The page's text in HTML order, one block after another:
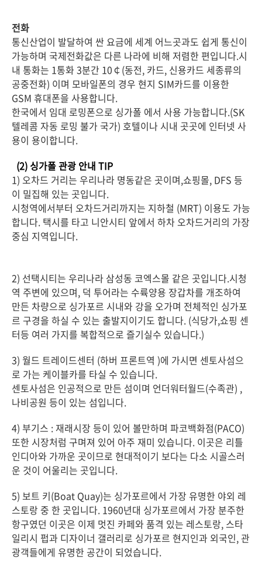
전화
통신산업이 발달하여 싼 요금에 세계 어느곳과도 쉽게 통신이
가능하며 국제전화값은 다른 나라에 비해 저렴한 편입니다.시
내 통화는 1통화 3분간 10￠(동전, 카드, 신용카드 세종류의
공중전화) 이며 모바일폰의 경우 현지 SIM카드를 이용한
GSM 휴대폰을 사용합니다.
한국에서 임대 로밍폰으로 싱가폴 에서 사용 가능합니다.(SK
텔레콤 자동 로밍 불가 국가) 호텔이나 시내 곳곳에 인터넷 사
용이 용이합니다.
(2) 싱가폴 관광 안내 TIP
1) 오차드 거리는 우리나라 명동같은 곳이며,쇼핑몰, DFS 등
이 밀집해 있는 곳입니다.
시청역에서부터 오차드거리까지는 지하철 (MRT) 이용도 가능
합니다. 택시를 타고 니안시티 앞에서 하차 오차드거리의 가장
중심 지역입니다.
2) 선택시티는 우리나라 삼성동 코엑스몰 같은 곳입니다.시청
역 주변에 있으며, 덕 투어라는 수륙양용 장갑차를 개조하여
만든 차량으로 싱가포르 시내와 강을 오가며 전체적인 싱가포
르 구경을 하실 수 있는 출발지이기도 합니다. (식당가,쇼핑 센
터등 여러 가지를 복합적으로 즐기실수 있습니다.)
3) 월드 트레이드센터 (하버 프론트역 )에 가시면 센토사섬으
로 가는 케이블카를 타실 수 있습니다.
센토사섬은 인공적으로 만든 섬이며 언더워터월드(수족관) ,
나비공원 등이 있는 섬입니다.
4) 부기스 : 재래시장 등이 있어 볼만하며 파코백화점(PACO)
또한 시장처럼 구며져 있어 아주 재미 있습니다. 이곳은 리틀
인디아와 가까운 곳이므로 현대적이기 보다는 다소 시골스러
운 것이 어울리는 곳입니다.
5) 보트 키(Boat Quay)는 싱가포르에서 가장 유명한 야외 레
스토랑 중 한 곳입니다. 1960년대 싱가포르에서 가장 분주한
항구였던 이곳은 이제 멋진 카페와 품격 있는 레스토랑, 스타
일리시 펍과 디자이너 갤러리로 싱가포르 현지인과 외국인, 관
광객들에게 유명한 공간이 되었습니다.